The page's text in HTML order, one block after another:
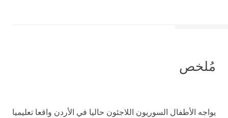
مُلخص
يواجه الأطفال السوريون اللاجئون حاليا في الأردن واقعا تعليميا